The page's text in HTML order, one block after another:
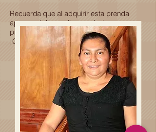
Recuerda que al adquirir esta prenda
apoyas al desarrollo económico y
profesional de una familia Oaxaqueña.
¡Gracias por ser parte de esta historia!